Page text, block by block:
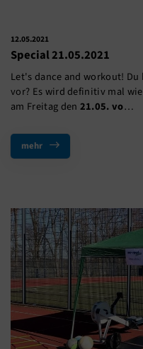
12.05.2021
Special 21.05.2021
Let's dance and workout!
vor? Es wird definitiv mal
am Freitag den 21.05. vo…
mehr